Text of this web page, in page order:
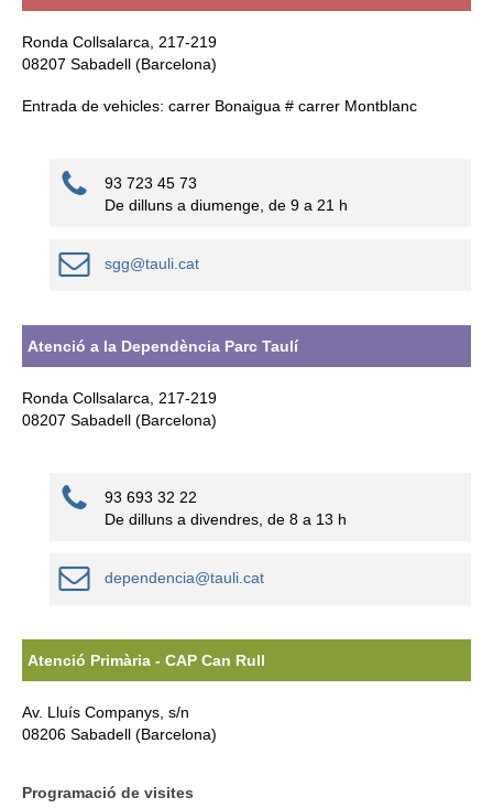
Ronda Collsalarca, 217-219
08207 Sabadell (Barcelona)
Entrada de vehicles: carrer Bonaigua # carrer Montblanc
93 723 45 73
De dilluns a diumenge, de 9 a 21 h
sgg@tauli.cat
Atenció a la Dependència Parc Taulí
Ronda Collsalarca, 217-219
08207 Sabadell (Barcelona)
93 693 32 22
De dilluns a divendres, de 8 a 13 h
dependencia@tauli.cat
Atenció Primària - CAP Can Rull
Av. Lluís Companys, s/n
08206 Sabadell (Barcelona)
Programació de visites